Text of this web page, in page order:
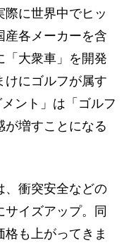
に世界中でヒッ
産各メーカーを含
「大衆車」を開発
けにゴルフが属す
ント」は「ゴルフ
が増すことになる
衝突安全などの
イズアップ。同
も上がってきま